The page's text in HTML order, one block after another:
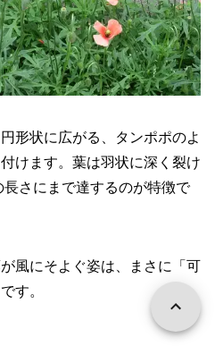
形状に広がる、タンポポのよ
けます。葉は羽状に深く裂け
さにまで達するのが特徴で
風にそよぐ姿は、まさに「可
す。